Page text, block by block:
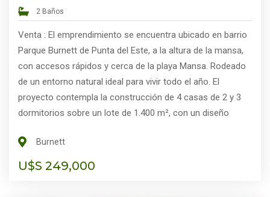
2 Baños
Venta : El emprendimiento se encuentra ubicado en barrio
Parque Burnett de Punta del Este, a la altura de la mansa,
con accesos rápidos y cerca de la playa Mansa. Rodeado
de un entorno natural ideal para vivir todo el año. El
proyecto contempla la construcción de 4 casas de 2 y 3
dormitorios sobre un lote de 1.400 m², con un diseño
luminosidad de los ambientes, la integración con los
espacios exteriores y el confort interior.
Burnett
U$S 249,000